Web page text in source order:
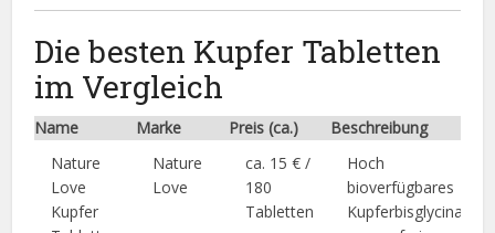
Die besten Kupfer Tabletten
im Vergleich
Name Marke Preis (ca.)
Beschreibung
Nature
Love
Kupfer
Nature
Love
ca. 15 € /
180
Tabletten
Hoch
bioverfügbares
Kupferbisglycinat,